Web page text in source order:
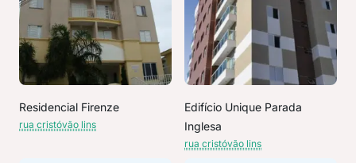
Residencial Firenze
rua cristóvão lins
Edifício Unique Parada
Inglesa
rua cristóvão lins